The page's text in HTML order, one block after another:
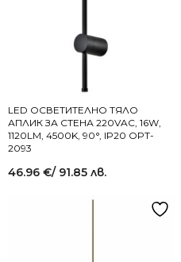
LED ОСВЕТИТЕЛНО ТЯЛО
АПЛИК ЗА СТЕНА 220VAC, 16W,
1120LM, 4500K, 90°, IP20 OPT-
2093
46.96 €/ 91.85 лв.